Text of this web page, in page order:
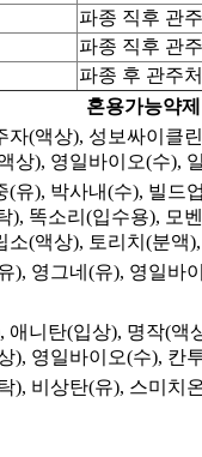
파종 직후 관
파종 직후 관
파종 후 관주처
혼용가능약제
(액상), 성보싸이클
상), 영일바이오(수),
유), 박사내(수), 빌드
), 똑소리(입수용), 모
(액상), 토리치(분액
), 영그네(유), 영일바
니탄(입상), 명작(액
), 영일바이오(수), 칸
), 비상탄(유), 스미치